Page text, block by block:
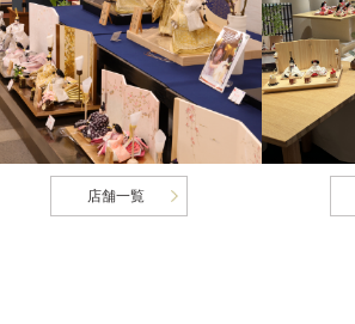
店舗一覧